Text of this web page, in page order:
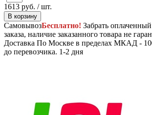
1613 руб. / шт.
В корзину
СамовывозБесплатно! Забрать
заказа, наличие заказанного товара не
Доставка По Москве в пределах МКАД -
до перевозчика. 1-2 дня